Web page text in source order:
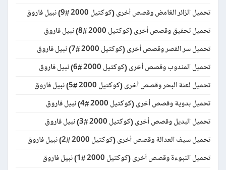
تحميل الزائر الغامض وقصص أخرى (كوكتيل 2000 #9) نبيل فاروق
تحميل تحقيق وقصص أخرى (كوكتيل 2000 #8) نبيل فاروق
تحميل سر القصر وقصص أخرى (كوكتيل 2000 #7) نبيل فاروق
تحميل المندوب وقصص أخرى (كوكتيل 2000 #6) نبيل فاروق
تحميل لعنة البحر وقصص أخرى (كوكتيل 2000 #5) نبيل فاروق
تحميل بدوية وقصص أخرى (كوكتيل 2000 #4) نبيل فاروق
تحميل البديل وقصص أخرى (كوكتيل 2000 #3) نبيل فاروق
تحميل سيف العدالة وقصص أخرى (كوكتيل 2000 #2) نبيل فاروق
تحميل النبوءة وقصص أخرى (كوكتيل 2000 #1) نبيل فاروق